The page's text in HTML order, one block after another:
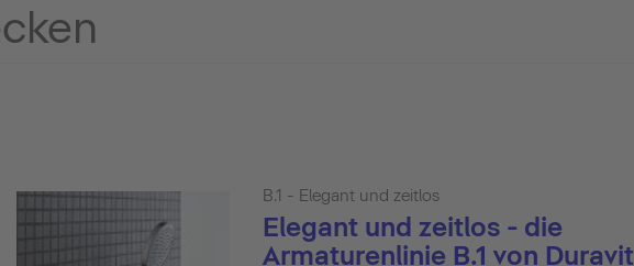
B.1 - Elegant und zeitlos
Elegant und zeitlos - die
Armaturenlinie B.1 von Duravit